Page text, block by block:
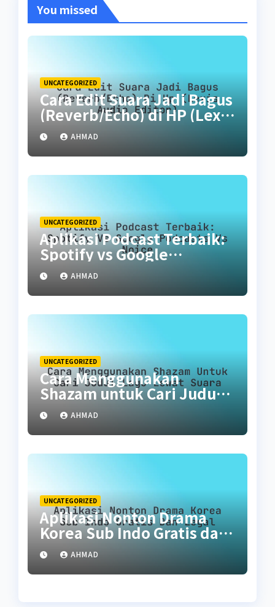
You missed
UNCATEGORIZED
Cara Edit Suara Jadi Bagus
(Reverb/Echo) di HP (Lexis
Audio Editor)
AHMAD
UNCATEGORIZED
Aplikasi Podcast Terbaik:
Spotify vs Google
Podcasts vs Noice
AHMAD
UNCATEGORIZED
Cara Menggunakan
Shazam untuk Cari Judul
Lagu Lewat Suara
AHMAD
UNCATEGORIZED
Aplikasi Nonton Drama
Korea Sub Indo Gratis dan
LegalAHMAD